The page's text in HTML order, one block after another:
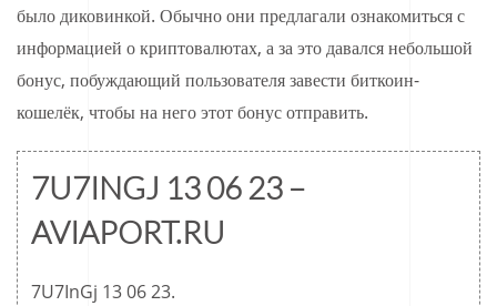
было диковинкой. Обычно они предлагали ознакомиться с
информацией о криптовалютах, а за это давался небольшой
бонус, побуждающий пользователя завести биткоин-
кошелёк, чтобы на него этот бонус отправить.
7U7INGJ 13 06 23 –
AVIAPORT.RU
7U7InGj 13 06 23.